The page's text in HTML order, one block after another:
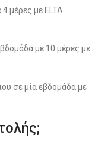
μέρες με ELTA
με 10 μέρες με
σε μία εβδομάδα με